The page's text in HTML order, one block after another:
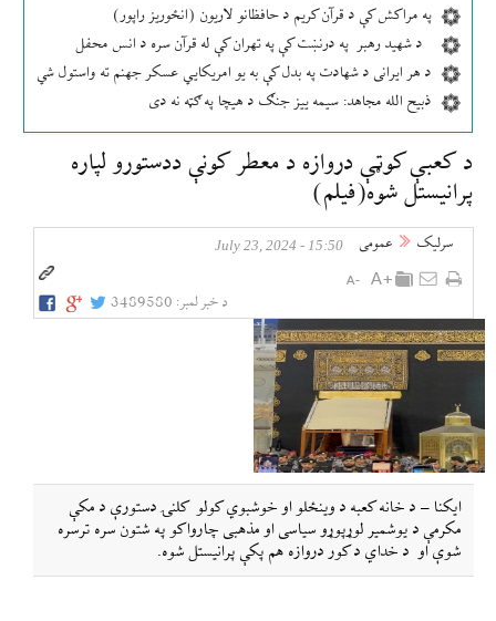
په مراکش کې د قرآن کریم د حافظانو لاریون (انځوریز راپور)
د شهید رهبر په درنښت کې په تهران کې له قرآن سره د انس محفل
د هر ایرانی د شهادت په بدل کې به یو امریکایي عسکر جهنم ته واستول شي
ذبیح الله مجاهد: سیمه ییز جنګ د هیچا په ګټه نه دی
د کعبې کوټې دروازه د معطر کونې ددستورو لپاره
پرانیستل شوه(فیلم)
سرلیک عمومی 15:50 - July 23, 2024
د خبر لمبر: 3489580
ایکنا – د خانه کعبه د وینځلو او خوشبوي کولو کلنۍ دستورې د مکې
مکرمې د یوشمیر لوړپوړو سیاسی او مذهبی چارواکو په شتون سره ترسره
شوې او د خداي د کور دروازه هم پکې پرانیستل شوه.